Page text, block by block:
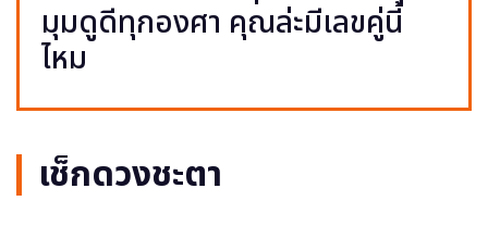
มุมดูดีทุกองศา คุณล่ะมีเลขคู่นี้
ไหม
เช็กดวงชะตา